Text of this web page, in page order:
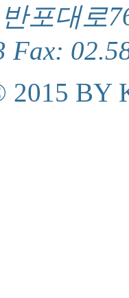
포대로
Fax:
2015 BY